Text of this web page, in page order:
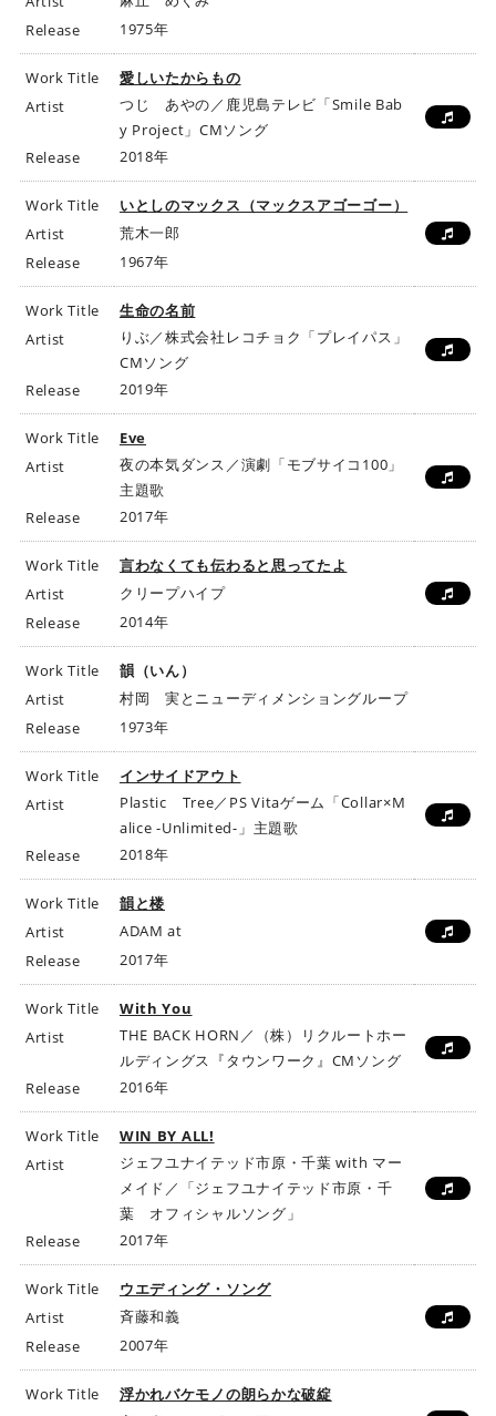
Release
1975年
Work Title
愛しいたからもの
Artist
つじ あやの／鹿児島テレビ「Smile Bab
y Project」CMソング
Release
2018年
Work Title
いとしのマックス（マックスアゴーゴー）
Artist
荒木一郎
Release
1967年
Work Title
生命の名前
Artist
りぶ／株式会社レコチョク「プレイパス」
CMソング
Release
2019年
Work Title
Eve
Artist
夜の本気ダンス／演劇「モブサイコ100」
主題歌
Release
2017年
Work Title
言わなくても伝わると思ってたよ
Artist
クリープハイプ
Release
2014年
Work Title
韻（いん）
Artist
村岡 実とニューディメンショングループ
Release
1973年
Work Title
インサイドアウト
Artist
Plastic Tree／PS Vitaゲーム「Collar×M
alice -Unlimited-」主題歌
Release
2018年
Work Title
韻と楼
Artist
ADAM at
Release
2017年
Work Title
With You
Artist
THE BACK HORN／（株）リクルートホー
ルディングス『タウンワーク』CMソング
Release
2016年
Work Title
WIN BY ALL!
Artist
ジェフユナイテッド市原・千葉 with マー
メイド／「ジェフユナイテッド市原・千
葉 オフィシャルソング」
Release
2017年
Work Title
ウエディング・ソング
Artist
斉藤和義
Release
2007年
Work Title
浮かれバケモノの朗らかな破綻